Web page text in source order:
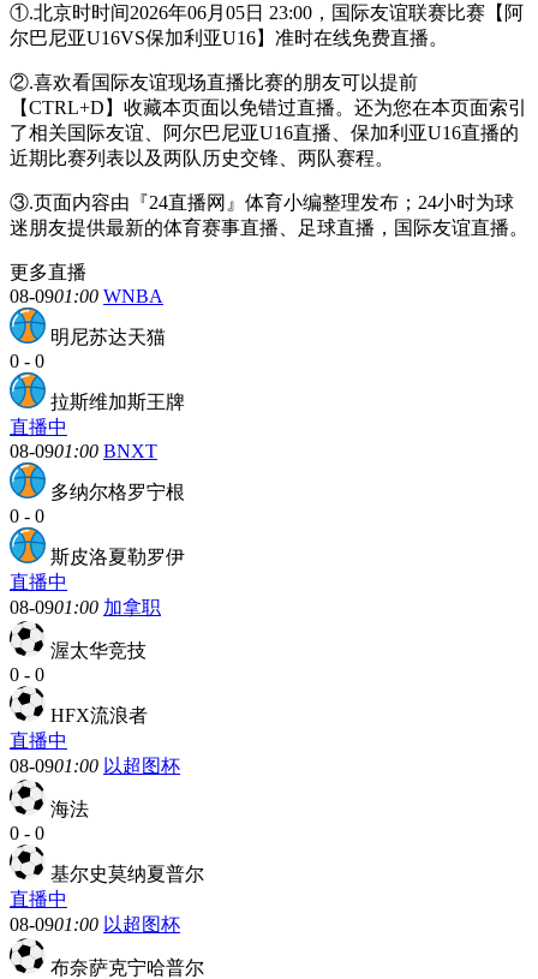
①.北京时时间2026年06月05日 23:00，国际友谊联赛比赛【阿
尔巴尼亚U16VS保加利亚U16】准时在线免费直播。
②.喜欢看国际友谊现场直播比赛的朋友可以提前
【CTRL+D】收藏本页面以免错过直播。还为您在本页面索引
了相关国际友谊、阿尔巴尼亚U16直播、保加利亚U16直播的
近期比赛列表以及两队历史交锋、两队赛程。
③.页面内容由『24直播网』体育小编整理发布；24小时为球
迷朋友提供最新的体育赛事直播、足球直播，国际友谊直播。
更多直播
08-0901:00 WNBA
明尼苏达天猫
0 - 0
拉斯维加斯王牌
直播中
08-0901:00 BNXT
多纳尔格罗宁根
0 - 0
斯皮洛夏勒罗伊
直播中
08-0901:00 加拿职
渥太华竞技
0 - 0
HFX流浪者
直播中
08-0901:00 以超图杯
海法
0 - 0
基尔史莫纳夏普尔
直播中
08-0901:00 以超图杯
布奈萨克宁哈普尔